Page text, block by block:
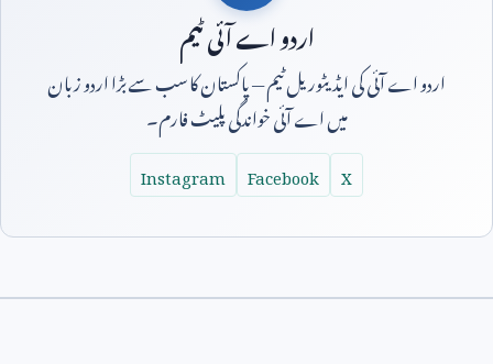
اردو اے آئی ٹیم
اردو اے آئی کی ایڈیٹوریل ٹیم — پاکستان کا سب سے بڑا اردو زبان
میں اے آئی خواندگی پلیٹ فارم۔
X
Facebook
Instagram